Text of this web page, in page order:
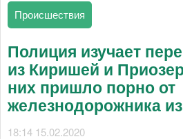
Происшествия
Полиция изучает
из Киришей и
них пришло порно от
железнодорожника
18:14 15.02.2020